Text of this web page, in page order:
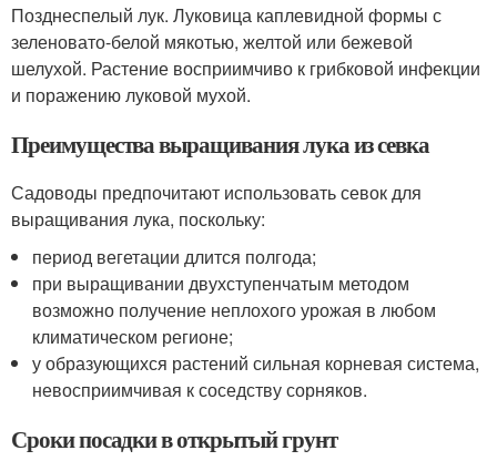
Позднеспелый лук. Луковица каплевидной формы с
зеленовато-белой мякотью, желтой или бежевой
шелухой. Растение восприимчиво к грибковой инфекции
и поражению луковой мухой.
Преимущества выращивания лука из севка
Садоводы предпочитают использовать севок для
выращивания лука, поскольку:
период вегетации длится полгода;
при выращивании двухступенчатым методом
возможно получение неплохого урожая в любом
климатическом регионе;
у образующихся растений сильная корневая система,
невосприимчивая к соседству сорняков.
Сроки посадки в открытый грунт